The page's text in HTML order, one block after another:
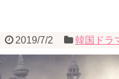
2019/7/2 韓国ドラ